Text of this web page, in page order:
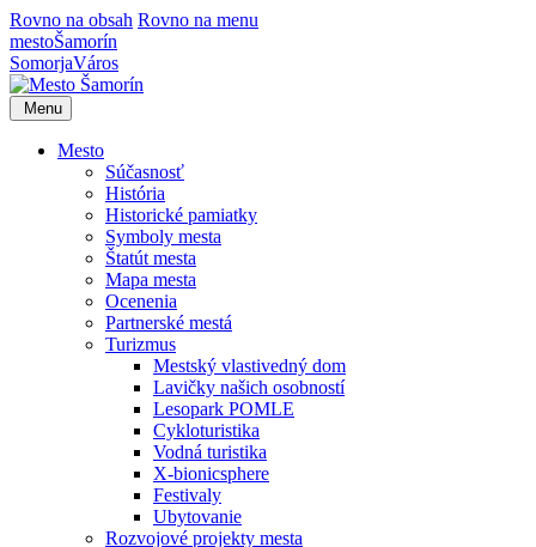
Rovno na obsah Rovno na menu
mestoŠamorín
SomorjaVáros
Menu
Mesto
Súčasnosť
História
Historické pamiatky
Symboly mesta
Štatút mesta
Mapa mesta
Ocenenia
Partnerské mestá
Turizmus
Mestský vlastivedný dom
Lavičky našich osobností
Lesopark POMLE
Cykloturistika
Vodná turistika
X-bionicsphere
Festivaly
Ubytovanie
Rozvojové projekty mesta